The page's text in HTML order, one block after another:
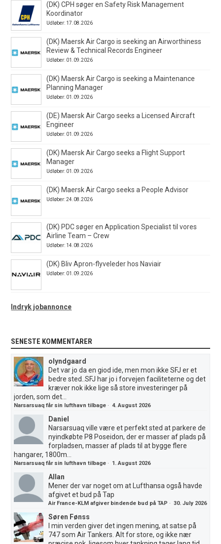
(DK) CPH søger en Safety Risk Management
Koordinator
Udløber: 17.08.2026
(DK) Maersk Air Cargo is seeking an Airworthiness
Review & Technical Records Engineer
Udløber: 01.09.2026
(DK) Maersk Air Cargo is seeking a Maintenance
Planning Manager
Udløber: 01.09.2026
(DE) Maersk Air Cargo seeks a Licensed Aircraft
Engineer
Udløber: 01.09.2026
(DK) Maersk Air Cargo seeks a Flight Support
Manager
Udløber: 01.09.2026
(DK) Maersk Air Cargo seeks a People Advisor
Udløber: 24.08.2026
(DK) PDC søger en Application Specialist til vores
Airline Team – Crew
Udløber: 14.08.2026
(DK) Bliv Apron-flyveleder hos Naviair
Udløber: 01.09.2026
Indryk jobannonce
SENESTE KOMMENTARER
olyndgaard
Det var jo da en giod ide, men mon ikke SFJ er et
bedre sted..SFJ har jo i forvejen faciliteterne og det
kræver nok ikke lige så store investeringer på
jorden, som det...
Narsarsuaq får sin lufthavn tilbage ·4. August 2026
Daniel
Narsarsuaq ville være et perfekt sted at parkere de
nyindkøbte P8 Poseidon, der er masser af plads på
forpladsen, masser af plads til at bygge flere
hangarer, 1800m...
Narsarsuaq får sin lufthavn tilbage · 1. August 2026
Allan
Mener der var noget om at Lufthansa også havde
afgivet et bud på Tap
Air France-KLM afgiver bindende bud på TAP ·30. July 2026
Søren Fønss
I min verden giver det ingen mening, at satse på
747 som Air Tankers. Alt for store, og ikke nær